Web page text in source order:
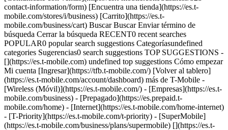
contact-information/form) [Encuentra una tienda](https://es.t-
mobile.com/stores/i/business) [Carrito](https://es.t-
mobile.com/business/cart) Buscar Buscar Enviar término de
búsqueda Cerrar la búsqueda RECENT0 recent searches
POPULAR0 popular search suggestions Categoríasundefined
categories Sugerencias0 search suggestions TOP SUGGESTIONS -
[](https://es.t-mobile.com) undefined top suggestions Cómo empezar
Mi cuenta [Ingresar](https://tfb.t-mobile.com/) [Volver al tablero]
(https://es.t-mobile.com/account/dashboard) más de T-Mobile -
[Wireless (Móvil)](https://es.t-mobile.com/) - [Empresas](https://es.t-
mobile.com/business) - [Prepagado](https://es.prepaid.t-
mobile.com/home) - [Internet](https://es.t-mobile.com/home-internet)
- [T-Priority](https://es.t-mobile.com/t-priority) - [SuperMobile]
(https://es.t-mobile.com/business/plans/supermobile) [](https://es.t-mobile.com) 1. [Empresas](https://es.t-mobile.com/business) 2. [Soluciones](https://es.t-mobile.com/business/solutions) 3. [Dialpad](https://es.t-mobile.com/business/solutions/dialpad) 4. [Centro de contacto de Dialpad](https://es.t-mobile.com/business/solutions/dialpad/contact-center) 5. [Ventas de Dialpad AI](https://es.t-mobile.com/business/solutions/dialpad/contact-center/ai-sales) #### ¿Preguntas? Llama al área de ventas al [877-887-6809](tel:877-887-6809) Conéctate con un experto en ventas DIALPAD Ai SALES CENTER # Cierra negocios más rápido con IA para llamadas de ventas. Mantén a tus equipos de llamadas salientes un paso adelante y convierte esas conversaciones en conversiones con herramientas de ventas basadas en inteligencia artificial (IA), como el análisis de opiniones, el asesoramiento de IA en vivo y las asistencias en tiempo real. Reproducir video ## Cierra negocios más rápido con IA para llamadas de ventas. ## Guía a los vendedores con asistencia con IA cuando lo necesiten. ### Libera a los vendedores con datos en tiempo real. Dialpad Ai para llamadas de ventas conecta a tus vendedores con la información precisa en tiempo real, incluida la gestión de objeciones, recomendaciones en directo, scripts y mucho más. ![AI Agent Assist UI de Dialpad ayuda a un profesional de ventas en una llamada.](https://es.t-mobile.com/sdscene7/is/image/Tmusprod/TFB-Dialpad-Update-Meetings-Sales-Article-OneThird-costumer-services-youngman-in-a-call-640x352-Desktop:HERO-desktop?fmt=png&fmt=png-alpha&qlt=85%2C0&resMode=sharp2&op_usm=1.75%2C0.3%2C2%2C0) ## Libera a los vendedores con datos en tiempo real. ### Herramientas de IA avanzadas para asesoramiento de ventas. Mantén a los vendedores concentrados en las victorias con tarjetas de resultados con preguntas y respuestas, análisis de sentimiento y modos dentro de la llamadas que permiten que los gerentes escuchen o participen según crean conveniente. ![Una profesional de ventas sonriendo durante una llamada en la oficina; tres colegas están parados en el fondo.](https://es.t-mobile.com/sdscene7/is/image/Tmusprod/TFB-Dialpad-Update-Meetings-Sales-Article-OneThird-young-woman-with-headset-640x352-Desktop:HERO-desktop?fmt=png&fmt=png-alpha&qlt=85%2C0&resMode=sharp2&op_usm=1.75%2C0.3%2C2%2C0) ## Herramientas de IA avanzadas para asesoramiento de ventas. ### Integraciones de CRM nativas. Cambia menos apps y cierra más ventas. Dialpad registra automáticamente llamadas, transcripciones y notas en tu CRM para que tu equipo no tenga que hacerlo. ![Interfaz de usuario en reunión con Dialpad Ai Sales en una computadora de escritorio.](https://es.t-mobile.com/sdscene7/is/image/Tmusprod/TFB-Dialpad-Update-Meetings-Sales-Article-OneThird-computer-with-costumer-service-image-chat-640x352-Desktop:HERO-desktop?fmt=png&fmt=png-alpha&qlt=85%2C0&resMode=sharp2&op_usm=1.75%2C0.3%2C2%2C0) ## Integraciones de CRM nativas. PARA VENDEDORES ## Capacita a tu equipo de ventas sobre todo el proceso con herramientas de venta con IA. [Capacita a tu equipo de ventas sobre todo el proceso con herramientas de venta con IA.](https://es.t-mobile.com) Capacita a tu equipo de ventas sobre todo el proceso con herramientas de venta con IA. Mejora el IQ de ventas y genera ingresos con capacitación en ventas con IA. Recibe transcripciones en tiempo real y elementos de reacción con análisis de IA, palabras clave y sentimiento del cliente. Cambia entre conversaciones con potenciales compradores, reuniones de equipo y mensajes en un espacio de trabajo intuitivo. ![Interfaz del usuario con tarjeta de Dialpad Real-Time Assist.](https://es.t-mobile.com/sdscene7/is/image/Tmusprod/TFB-Dialpad-Meetings-Sales-Contact-Center-ImageText-Large-TwoThirds-omnichannel-840x470-Desktop:16x9?ts=1724853222962&fmt=jpg&qlt=85%2C0&resMode=sharp2&op_usm=1.75%2C0.3%2C2%2C0&dpr=off) ## Capacita a tu equipo de ventas sobre todo el proceso con herramientas de venta con IA. ![Panel de análisis de llamadas de Dialpad.](https://es.t-mobile.com/sdscene7/is/image/Tmusprod/TFB-Dialpad-Update-Meetings-Sales-ImageText-Large-TwoThirds-dashboard-example-840x470-Desktop:16x9?ts=1724855705499&fmt=jpg&qlt=85%2C0&resMode=sharp2&op_usm=1.75%2C0.3%2C2%2C0&dpr=off) PARA GERENTES ## Aumenta el impacto de tus equipos de ventas. [Aumenta el impacto de tus equipos de ventas.](https://es.t-mobile.com) Aumenta el impacto de tus equipos de ventas. Ayuda a los vendedores durante y después de las llamadas con capacitación con herramientas de asesoramiento con IA en vivo para representantes de ventas. Conoce el desempeño de ventas con mayor profundidad con los análisis avanzados. Mejora la preparación en ventas con manuales, respuestas inteligentes y manejo de objeciones incorporado ## Aumenta el impacto de tus equipos de ventas. Características ## IA integrada y mucho más. ### AI generativa para ventas integrada. Incluye reconocimiento del habla avanzado y procesamiento de lenguaje natural para transcripciones y análisis. ![Una profesional trabaja en su laptop con una mano y sostiene una tablet en la otra.](https://es.t-mobile.com/sdscene7/is/image/Tmusprod/TFB-Dialpad-Update-Meetings-Sales-Article-OneThird-young-woman-using-a-laptop-640x352-Desktop:HERO-desktop?fmt=png&fmt=png-alpha&qlt=85%2C0&resMode=sharp2&op_usm=1.75%2C0.3%2C2%2C0) ## AI generativa para ventas integrada. ### Lista de reproducción de ventas. Mejora el nivel de todo el equipo con una biblioteca digital de llamadas de ventas exitosas. ![​​​​​​​Una profesional trabaja en su laptop. Hay un smartphone apoyado en su escritorio.](https://es.t-mobile.com/sdscene7/is/image/Tmusprod/TFB-Dialpad-Update-Meetings-Sales-Article-OneThird-young-woman-with-glasses-using-a-laptop-640x352-Desktop:HERO-desktop?fmt=png&fmt=png-alpha&qlt=85%2C0&resMode=sharp2&op_usm=1.75%2C0.3%2C2%2C0) ## Lista de reproducción de ventas. ### Manejo de objeciones. Completa la respuesta adecuada en base a palabras clave reconocidas utilizando AI Agent Assist o las tarjetas de Real Time Assist. ![Una profesional de ventas toma una llamada en sus audífonos en la oficina junto con tres colegas.](https://es.t-mobile.com/sdscene7/is/image/Tmusprod/TFB-Dialpad-Update-Meetings-Sales-Article-OneThird-young-costumer-service-woman-on-a-call-640x352-Desktop:HERO-desktop?fmt=png&fmt=png-alpha&qlt=85%2C0&resMode=sharp2&op_usm=1.75%2C0.3%2C2%2C0) ## Manejo de objeciones. ### Capacitación de grupos. Permite que los gerentes monitoreen el sentimiento durante las llamadas, se involucren para ayudar, aseguren ventas e identifiquen oportunidades. ![Gerente de ventas sonríe a dos colegas.](https://es.t-mobile.com/sdscene7/is/image/Tmusprod/TFB-Dialpad-Update-Meetings-Sales-Article-OneThird-woman-with-glasses-and-grey-hair-640x352-Desktop:HERO-desktop?fmt=png&fmt=png-alpha&qlt=85%2C0&resMode=sharp2&op_usm=1.75%2C0.3%2C2%2C0) ## Capacitación de grupos. ### Respuestas inteligentes. Ayuda a los vendedores a responder las preguntas difíciles cuando las reciben con guiones de ayuda automatizados. ![Primer plano de manos escribiendo en el teclado de una laptop. Hay un smartphone apoyado en el escritorio.](https://es.t-mobile.com/sdscene7/is/image/Tmusprod/TFB-Dialpad-Update-Meetings-Sales-Article-OneThird-close-up-photo-of-person-using-a-laptop-640x352-Desktop:HERO-desktop?fmt=png&fmt=png-alpha&qlt=85%2C0&resMode=sharp2&op_usm=1.75%2C0.3%2C2%2C0) ## Respuestas inteligentes. ### Deja correos de voz. Ahorra tiempo al grabar previamente un solo correo de voz para dejar con facilidad cuando un posible cliente no responde una llamada. ![Profesional de ventas con audífonos deja un correo de voz pregrabado.](https://es.t-mobile.com/sdscene7/is/image/Tmusprod/TFB-Dialpad-Update-Meetings-Sales-Article-OneThird-young-woman-with-headset-using-a-computer-640x352-Desktop:HERO-desktop?fmt=png&fmt=png-alpha&qlt=85%2C0&resMode=sharp2&op_usm=1.75%2C0.3%2C2%2C0) ## Deja correos de voz. ## Conecta tu empresa con cualquier lugar con Dialpad. ### Comunicaciones para empresas: Dialpad Ai Voice y Ai Meetings. Las llamadas, los mensajes y las reuniones nunca fueron tan simples, o inteligentes. Dialpad hace que la IA trabaje por ti con un sistema de teléfono empresarial con IA y reuniones de negocios por video con asistencia de IA con transcripciones integradas. [Conoce más](https://es.t-mobile.com/business/solutions/dialpad/business-communications) ![Profesional en la calle de la ciudad usa Dialpad en su smartphone para comunicarse rápidamente con un colega y obtener el enlace a un archivo que necesita.](https://es.t-mobile.com/sdscene7/is/image/Tmusprod/TFB-Dialpad-Meetings-Sales-Contact-Center-Article-FiftyFifty-Business-communications-640x352-Desktop:HERO-desktop?fmt=png&fmt=png-alpha&qlt=85%2C0&resMode=sharp2&op_usm=1.75%2C0.3%2C2%2C0) ## Comunicaciones para empresas: Dialpad Ai Voice y Ai Meetings. ### El centro de contacto con IA más avanzado del mundo. Es fácil crear una experiencia del cliente omnicanal fantástica con el Dialpad Ai Contact Center. Prepara agentes en minutos, desde prácticamente cualquier lugar, y ofrece ayuda continua con asistencia de IA en tiempo real. [Conoce más](https://es.t-mobile.com/business/solutions/dialpad/contact-center) ![Interfaz de usuario en reunión con Dialpad Ai Sales en una computadora de escritorio.](https://es.t-mobile.com/sdscene7/is/image/Tmusprod/TFB-Dialpad-Update-Meetings-Sales-Article-OneThird-computer-with-costumer-service-image-chat-640x352-Desktop:HERO-desktop?fmt=png&fmt=png-alpha&qlt=85%2C0&resMode=sharp2&op_usm=1.75%2C0.3%2C2%2C0) ## El centro de contacto con IA más avanzado del mundo. ### Dialpad se encuentra en el puesto n.° 25 de la lista Forbes Cloud 100 de compañías en la nube de propiedad privada. Permite que tus empleados trabajen de forma más inteligente y eficiente desde prácticamente cualquier lugar con soluciones de Dialpad simples y escalables. ## Dialpad se encuentra en el puesto n.° 25 de la lista Forbes Cloud 100 de com